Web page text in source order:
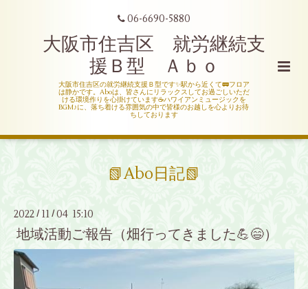
06-6690-5880
大阪市住吉区 就労継続支
援Ｂ型 Ａｂｏ
大阪市住吉区の就労継続支援Ｂ型です✨駅から近くて🚃フロア
は静かです。Aboは、皆さんにリラックスしてお過ごしいただ
ける環境作りを心掛けています☕ハワイアンミュージックを
BGM♪に、落ち着ける雰囲気の中で皆様のお越しを心よりお待
ちしております
📗Abo日記📗
2022 / 11 / 04 15:10
地域活動ご報告（畑行ってきました💪😄）